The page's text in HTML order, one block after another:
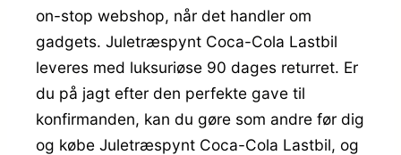
on-stop webshop, når det handler om
gadgets. Juletræspynt Coca-Cola Lastbil
leveres med luksuriøse 90 dages returret. Er
du på jagt efter den perfekte gave til
konfirmanden, kan du gøre som andre før dig
og købe Juletræspynt Coca-Cola Lastbil, og